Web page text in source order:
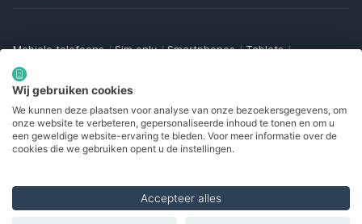
Mobiele telefoons / Sim only / Smartphones / Tablets /
Smartwatches
Bluetooth trackers / Opladers
Samsung Galaxy
Gamingtelefoons / Foldables / Robuuste telefoons /
Seniorentelefoons / Waterdichte telefoons / Refurbished
Wij gebruiken cookies
We kunnen deze plaatsen voor analyse van onze bezoekersgegevens, om
onze website te verbeteren, gepersonaliseerde inhoud te tonen en om u
een geweldige website-ervaring te bieden. Voor meer informatie over de
cookies die we gebruiken opent u de instellingen.
Accepteer alles